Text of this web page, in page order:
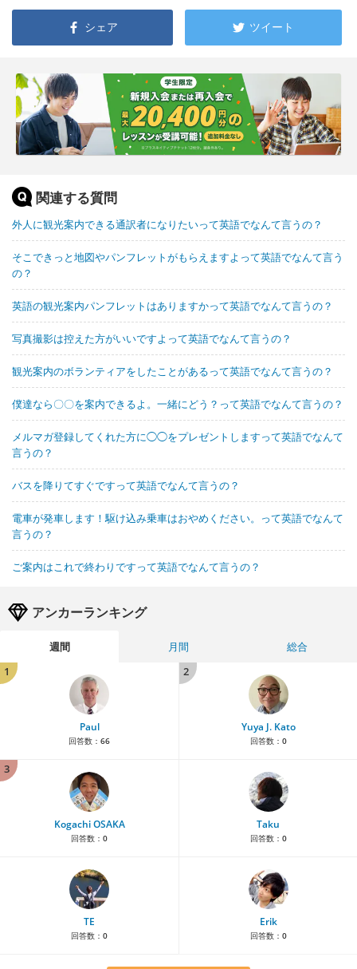
シェア ツイート
関連する質問
外人に観光案内できる通訳者になりたいって英語でなんて言うの？
そこできっと地図やパンフレットがもらえますよって英語でなんて言う
の？
英語の観光案内パンフレットはありますかって英語でなんて言うの？
写真撮影は控えた方がいいですよって英語でなんて言うの？
観光案内のボランティアをしたことがあるって英語でなんて言うの？
僕達なら〇〇を案内できるよ。一緒にどう？って英語でなんて言うの？
メルマガ登録してくれた方に◯◯をプレゼントしますって英語でなんて
言うの？
バスを降りてすぐですって英語でなんて言うの？
電車が発車します！駆け込み乗車はおやめください。って英語でなんて
言うの？
ご案内はこれで終わりですって英語でなんて言うの？
アンカーランキング
週間 月間
総合
1
Paul
回答数： 66
2
Yuya J. Kato
回答数： 0
3
Kogachi OSAKA
回答数： 0
Taku
回答数： 0
TE
回答数： 0
Erik
回答数： 0